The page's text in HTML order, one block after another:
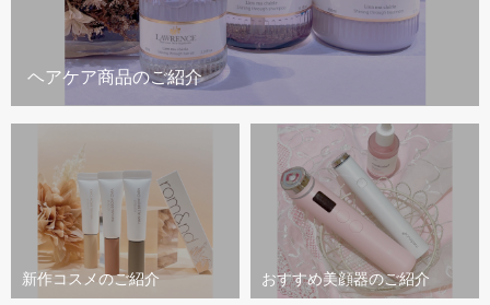
ヘアケア商品のご紹介
新作コスメのご紹介 おすすめ美顔器のご紹介